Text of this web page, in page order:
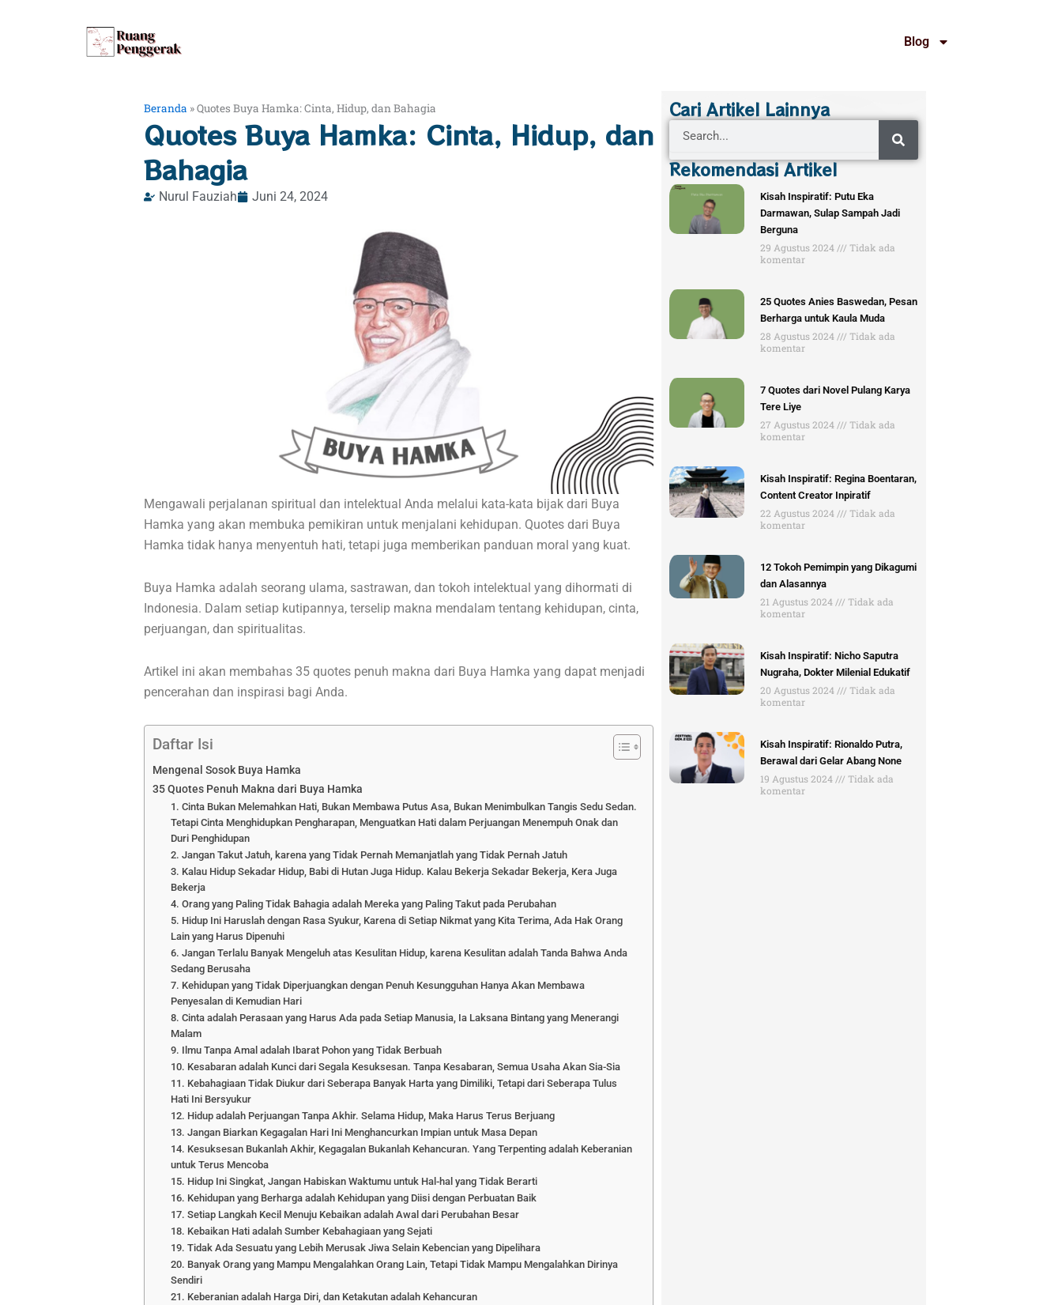
Blog
Beranda »Quotes Buya Hamka: Cinta, Hidup, dan Bahagia
Quotes Buya Hamka: Cinta, Hidup, dan
Bahagia
Nurul Fauziah Juni 24, 2024
Mengawali perjalanan spiritual dan intelektual Anda melalui kata-kata bijak dari Buya
Hamka yang akan membuka pemikiran untuk menjalani kehidupan. Quotes dari Buya
Hamka tidak hanya menyentuh hati, tetapi juga memberikan panduan moral yang kuat.
Buya Hamka adalah seorang ulama, sastrawan, dan tokoh intelektual yang dihormati di
Indonesia. Dalam setiap kutipannya, terselip makna mendalam tentang kehidupan, cinta,
perjuangan, dan spiritualitas.
Artikel ini akan membahas 35 quotes penuh makna dari Buya Hamka yang dapat menjadi
pencerahan dan inspirasi bagi Anda.
Daftar Isi
Mengenal Sosok Buya Hamka
35 Quotes Penuh Makna dari Buya Hamka
1. Cinta Bukan Melemahkan Hati, Bukan Membawa Putus Asa, Bukan Menimbulkan Tangis Sedu Sedan.
Tetapi Cinta Menghidupkan Pengharapan, Menguatkan Hati dalam Perjuangan Menempuh Onak dan
Duri Penghidupan
2. Jangan Takut Jatuh, karena yang Tidak Pernah Memanjatlah yang Tidak Pernah Jatuh
3. Kalau Hidup Sekadar Hidup, Babi di Hutan Juga Hidup. Kalau Bekerja Sekadar Bekerja, Kera Juga
Bekerja
4. Orang yang Paling Tidak Bahagia adalah Mereka yang Paling Takut pada Perubahan
5. Hidup Ini Haruslah dengan Rasa Syukur, Karena di Setiap Nikmat yang Kita Terima, Ada Hak Orang
Lain yang Harus Dipenuhi
6. Jangan Terlalu Banyak Mengeluh atas Kesulitan Hidup, karena Kesulitan adalah Tanda Bahwa Anda
Sedang Berusaha
7. Kehidupan yang Tidak Diperjuangkan dengan Penuh Kesungguhan Hanya Akan Membawa
Penyesalan di Kemudian Hari
8. Cinta adalah Perasaan yang Harus Ada pada Setiap Manusia, Ia Laksana Bintang yang Menerangi
Malam
9. Ilmu Tanpa Amal adalah Ibarat Pohon yang Tidak Berbuah
10. Kesabaran adalah Kunci dari Segala Kesuksesan. Tanpa Kesabaran, Semua Usaha Akan Sia-Sia
11. Kebahagiaan Tidak Diukur dari Seberapa Banyak Harta yang Dimiliki, Tetapi dari Seberapa Tulus
Hati Ini Bersyukur
12. Hidup adalah Perjuangan Tanpa Akhir. Selama Hidup, Maka Harus Terus Berjuang
13. Jangan Biarkan Kegagalan Hari Ini Menghancurkan Impian untuk Masa Depan
14. Kesuksesan Bukanlah Akhir, Kegagalan Bukanlah Kehancuran. Yang Terpenting adalah Keberanian
untuk Terus Mencoba
15. Hidup Ini Singkat, Jangan Habiskan Waktumu untuk Hal-hal yang Tidak Berarti
16. Kehidupan yang Berharga adalah Kehidupan yang Diisi dengan Perbuatan Baik
17. Setiap Langkah Kecil Menuju Kebaikan adalah Awal dari Perubahan Besar
18. Kebaikan Hati adalah Sumber Kebahagiaan yang Sejati
19. Tidak Ada Sesuatu yang Lebih Merusak Jiwa Selain Kebencian yang Dipelihara
20. Banyak Orang yang Mampu Mengalahkan Orang Lain, Tetapi Tidak Mampu Mengalahkan Dirinya
Sendiri
21. Keberanian adalah Harga Diri, dan Ketakutan adalah Kehancuran
Cari Artikel Lainnya
Rekomendasi Artikel
Kisah Inspiratif: Putu Eka
Darmawan, Sulap Sampah Jadi
Berguna
29 Agustus 2024
Tidak ada
komentar
25 Quotes Anies Baswedan, Pesan
Berharga untuk Kaula Muda
28 Agustus 2024
Tidak ada
komentar
7 Quotes dari Novel Pulang Karya
Tere Liye
27 Agustus 2024
Tidak ada
komentar
Kisah Inspiratif: Regina Boentaran,
Content Creator Inpiratif
22 Agustus 2024
Tidak ada
komentar
12 Tokoh Pemimpin yang Dikagumi
dan Alasannya
21 Agustus 2024
Tidak ada
komentar
Kisah Inspiratif: Nicho Saputra
Nugraha, Dokter Milenial Edukatif
20 Agustus 2024
Tidak ada
komentar
Kisah Inspiratif: Rionaldo Putra,
Berawal dari Gelar Abang None
19 Agustus 2024
Tidak ada
komentar